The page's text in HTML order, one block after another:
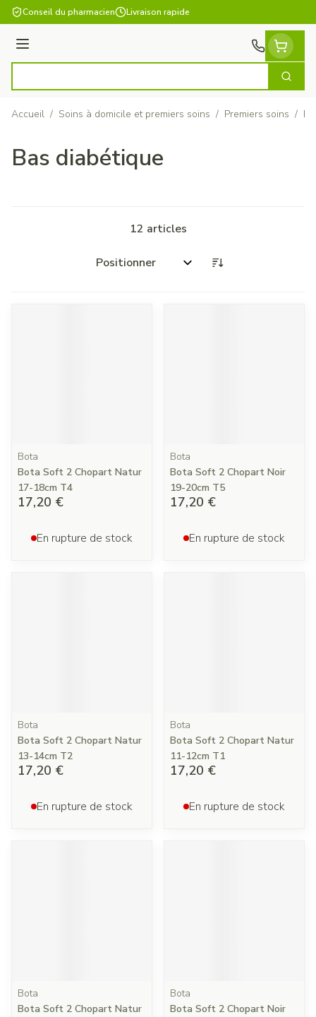
Aller au contenu
Conseil du pharmacien Livraison rapide
Menu
Accueil / Soins à domicile et premiers soins / Premiers soins /
Bas diabétique
12 articles
Trier par:
Bota
Bota Soft 2 Chopart Natur
17-18cm T4
17,20 €
En rupture de stock
Bota
Bota Soft 2 Chopart Noir
19-20cm T5
17,20 €
En rupture de stock
Bota
Bota Soft 2 Chopart Natur
13-14cm T2
17,20 €
En rupture de stock
Bota
Bota Soft 2 Chopart Natur
11-12cm T1
17,20 €
En rupture de stock
Bota
Bota Soft 2 Chopart Natur
Bota
Bota Soft 2 Chopart Noir